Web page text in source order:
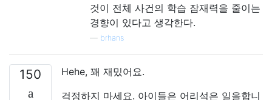
것이 전체 사건의 학습 잠재력을 줄이는
경향이 있다고 생각한다.
brhans
150
Hehe, 꽤 재밌어요.
걱정하지 마세요. 아이들은 어리석은 일을합니